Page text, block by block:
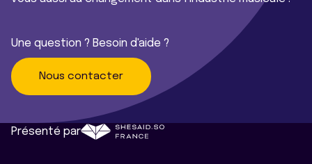
Une question ? Besoin d'aide ?
Nous contacter
Présenté par